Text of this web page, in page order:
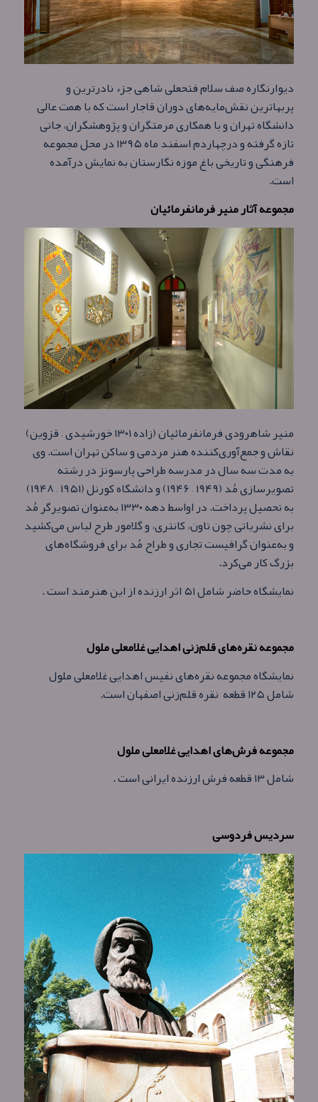
دیوارنگاره صف سلام فتحعلی شاهی جزء نادرترین و
پربهاترین نقش‌مایه‌های دوران قاجار است که با همت عالی
دانشگاه تهران و با همکاری مرمتگران و پژوهشگران، جانی
تازه گرفته و درچهاردم اسفند ماه ۱۳۹۵ در محل مجموعه
فرهنگی و تاریخی باغ موزه نگارستان به نمایش درآمده
است.
مجموعه آثار منیر فرمانفرمائیان
منیر شاهرودی فرمانفرمائیان (زاده‌ ۱۳۰۱ خورشیدی – قزوین)
نقاش و جمع‌آوری‌کننده‌ هنر مردمی و ساکن تهران است. وی
به مدت سه سال در مدرسه طراحی پارسونز در رشته
تصویرسازی مُد (۱۹۴۹ – ۱۹۴۶) و دانشگاه کورنل (۱۹۵۱ – ۱۹۴۸)
به تحصیل پرداخت. در اواسط دهه ۱۳۳۰ به‌عنوان تصویرگر مُد
برای نشریاتی چون تاون، کانتری، و گلامور طرح لباس می‌کشید
و به‌عنوان گرافیست تجاری و طراح مُد برای فروشگاه‌های
بزرگ کار می‌کرد.
نمایشگاه حاضر شامل ۵۱ اثر ارزنده از این هنرمند است .
مجموعه نقره‌های قلم‌زنی اهدایی غلامعلی ملول
نمایشگاه مجموعه نقره‌های نفیس اهدایی غلامعلی ملول
شامل ۱۲۵ قطعه نقره قلم‌زنی اصفهان است.
مجموعه فرش‌های اهدایی غلامعلی ملول
شامل ۱۳ قطعه فرش ارزنده ایرانی است .
سردیس فردوسی